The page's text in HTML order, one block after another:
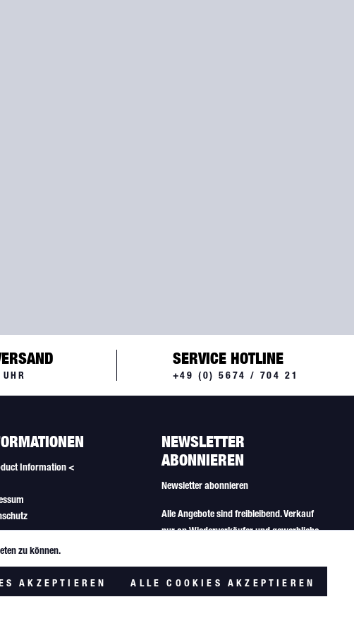
SERVICE HOTLINE
+49 (0) 5674 / 704 21
Information <
Einstellungen
NEWSLETTER
ABONNIEREN
Newsletter abonnieren
Alle Angebote sind freibleibend. Verkauf
nur an Wiederverkäufer und gewerbliche
zu können.
AKZEPTIEREN ALLE COOKIES AKZEPTIEREN